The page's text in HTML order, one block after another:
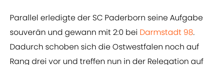
Parallel erledigte der SC Paderborn seine Aufgabe
souverän und gewann mit 2:0 bei Darmstadt 98.
Dadurch schoben sich die Ostwestfalen noch auf
Rang drei vor und treffen nun in der Relegation auf